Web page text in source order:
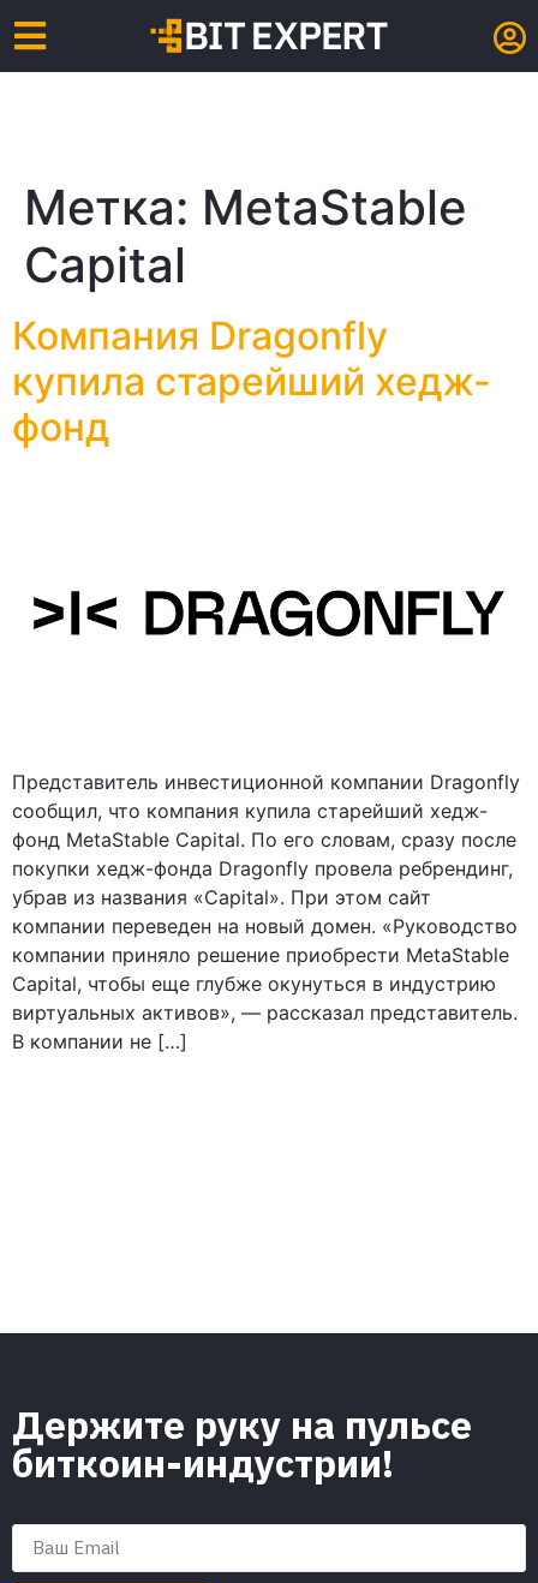
Метка: MetaStable
Capital
Компания Dragonfly
купила старейший хедж-
фонд
Представитель инвестиционной компании Dragonfly
сообщил, что компания купила старейший хедж-
фонд MetaStable Capital. По его словам, сразу после
покупки хедж-фонда Dragonfly провела ребрендинг,
убрав из названия «Capital». При этом сайт
компании переведен на новый домен. «Руководство
компании приняло решение приобрести MetaStable
Capital, чтобы еще глубже окунуться в индустрию
виртуальных активов», — рассказал представитель.
В компании не […]
Держите руку на пульсе
биткоин-индустрии!